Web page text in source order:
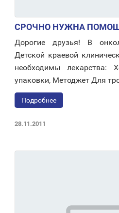
СРОЧНО НУЖНА
Дорогие друзья! В
Детской краевой
необходимы лекарства:
упаковки, Методжет Для
Подробнее
28.11.2011